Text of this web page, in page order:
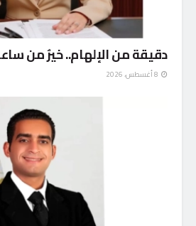
دقيقة من الإلهام.. خيرٌ من